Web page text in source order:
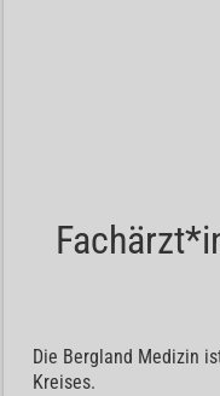
Die Bergland Medizin
Kreises.